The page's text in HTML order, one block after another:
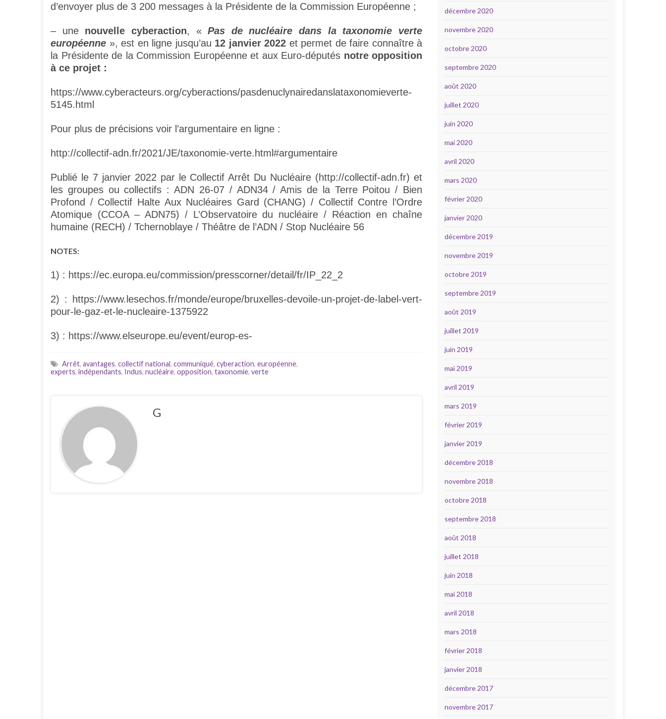
d’envoyer plus de 3 200 messages à la Présidente de la Commission Européenne ;
– une nouvelle cyberaction, «Pas de nucléaire dans la taxonomie verte
européenne », est en ligne jusqu’au 12 janvier 2022 et permet de faire connaître à
la Présidente de la Commission Européenne et aux Euro-députés notre opposition
à ce projet :
https://www.cyberacteurs.org/cyberactions/pasdenuclynairedanslataxonomieverte-
5145.html
Pour plus de précisions voir l’argumentaire en ligne :
http://collectif-adn.fr/2021/JE/taxonomie-verte.html#argumentaire
Publié le 7 janvier 2022 par le Collectif Arrêt Du Nucléaire (http://collectif-adn.fr) et
les groupes ou collectifs : ADN 26-07 / ADN34 / Amis de la Terre Poitou / Bien
Profond / Collectif Halte Aux Nucléaires Gard (CHANG) / Collectif Contre l’Ordre
Atomique (CCOA – ADN75) / L’Observatoire du nucléaire / Réaction en chaîne
humaine (RECH) / Tchernoblaye / Théâtre de l’ADN / Stop Nucléaire 56
NOTES:
1) : https://ec.europa.eu/commission/presscorner/detail/fr/IP_22_2
2) : https://www.lesechos.fr/monde/europe/bruxelles-devoile-un-projet-de-label-vert-
pour-le-gaz-et-le-nucleaire-1375922
3) : https://www.elseurope.eu/event/europ-es-
Arrêt, avantages, collectif national, communiqué, cyberaction, européenne,
experts, indépendants, Indus, nucléaire, opposition, taxonomie, verte
G
décembre 2020
novembre 2020
octobre 2020
septembre 2020
août 2020
juillet 2020
juin 2020
mai 2020
avril 2020
mars 2020
février 2020
janvier 2020
décembre 2019
novembre 2019
octobre 2019
septembre 2019
août 2019
juillet 2019
juin 2019
mai 2019
avril 2019
mars 2019
février 2019
janvier 2019
décembre 2018
novembre 2018
octobre 2018
septembre 2018
août 2018
juillet 2018
juin 2018
mai 2018
avril 2018
mars 2018
février 2018
janvier 2018
décembre 2017
novembre 2017